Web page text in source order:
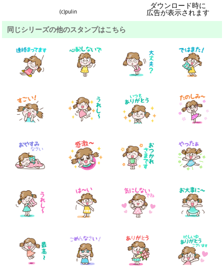
(c)pulin
ダウンロード時に
広告が表示されます
同じシリーズの他のスタンプはこちら